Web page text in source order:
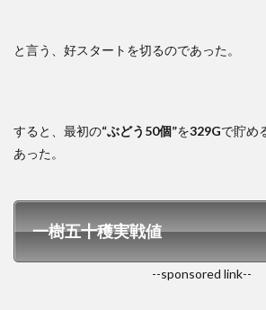
と言う、好スタートを切るのであった。
すると、最初の“ぶどう50個”を329Gで貯め
あった。
一樹五十穫実戦値
--sponsored link--